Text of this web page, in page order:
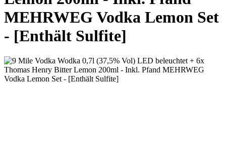
MEHRWEG Vodka Lemon Set
- [Enthält Sulfite]